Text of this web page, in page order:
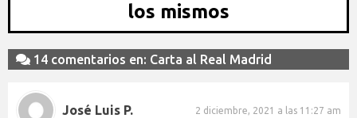
los mismos
14 comentarios en: Carta al Real Madrid
José Luis P. 2 diciembre, 2021 a las 11:27 am